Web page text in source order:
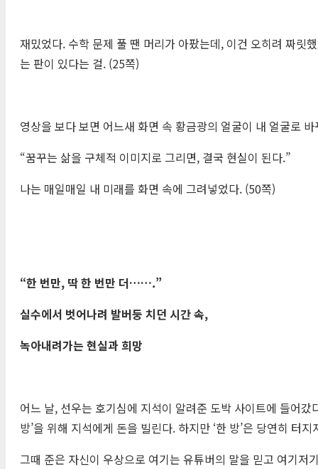
재밌었다. 수학 문제 풀 땐 머리가 아팠는데, 이건 오히려 짜릿
는 판이 있다는 걸. (25쪽)
영상을 보다 보면 어느새 화면 속 황금광의 얼굴이 내 얼굴로
“꿈꾸는 삶을 구체적 이미지로 그리면, 결국 현실이 된다.”
나는 매일매일 내 미래를 화면 속에 그려넣었다. (50쪽)
“한 번만, 딱 한 번만 더…….”
실수에서 벗어나려 발버둥 치던 시간 속,
녹아내려가는 현실과 희망
어느 날, 선우는 호기심에 지석이 알려준 도박 사이트에 들어
방’을 위해 지석에게 돈을 빌린다. 하지만 ‘한 방’은 당연히 터
그때 준은 자신이 우상으로 여기는 유튜버의 말을 믿고 여기저